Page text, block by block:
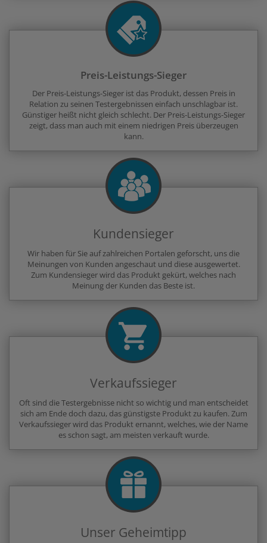
Preis-Leistungs-Sieger
Der Preis-Leistungs-Sieger ist das Produkt, dessen Preis in
Relation zu seinen Testergebnissen einfach unschlagbar ist.
Günstiger heißt nicht gleich schlecht. Der Preis-Leistungs-Sieger
zeigt, dass man auch mit einem niedrigen Preis überzeugen
kann.
Kundensieger
Wir haben für Sie auf zahlreichen Portalen geforscht, uns die
Meinungen von Kunden angeschaut und diese ausgewertet.
Zum Kundensieger wird das Produkt gekürt, welches nach
Meinung der Kunden das Beste ist.
Verkaufssieger
Oft sind die Testergebnisse nicht so wichtig und man entscheidet
sich am Ende doch dazu, das günstigste Produkt zu kaufen. Zum
Verkaufssieger wird das Produkt ernannt, welches, wie der Name
es schon sagt, am meisten verkauft wurde.
Unser Geheimtipp